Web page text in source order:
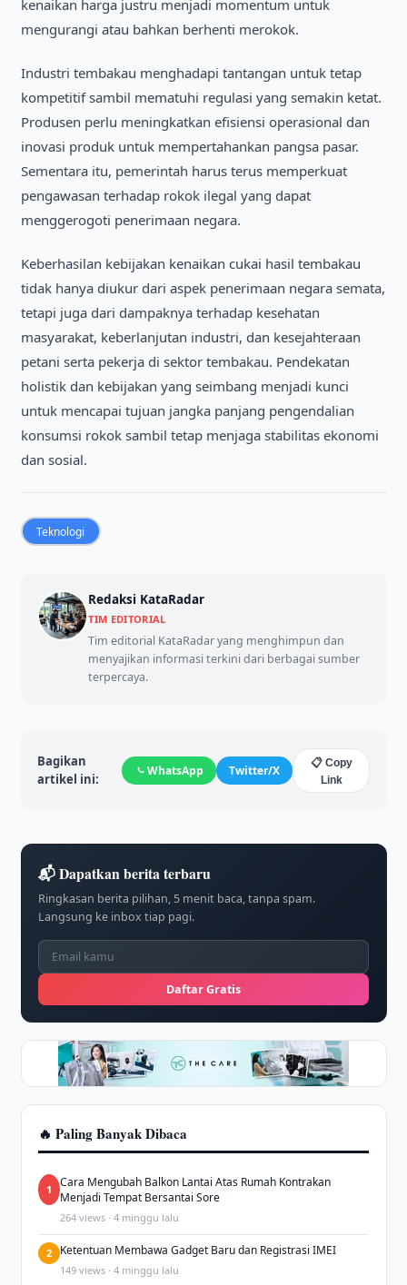
kenaikan harga justru menjadi momentum untuk
mengurangi atau bahkan berhenti merokok.
Industri tembakau menghadapi tantangan untuk tetap
kompetitif sambil mematuhi regulasi yang semakin ketat.
Produsen perlu meningkatkan efisiensi operasional dan
inovasi produk untuk mempertahankan pangsa pasar.
Sementara itu, pemerintah harus terus memperkuat
pengawasan terhadap rokok ilegal yang dapat
menggerogoti penerimaan negara.
Keberhasilan kebijakan kenaikan cukai hasil tembakau
tidak hanya diukur dari aspek penerimaan negara semata,
tetapi juga dari dampaknya terhadap kesehatan
masyarakat, keberlanjutan industri, dan kesejahteraan
petani serta pekerja di sektor tembakau. Pendekatan
holistik dan kebijakan yang seimbang menjadi kunci
untuk mencapai tujuan jangka panjang pengendalian
konsumsi rokok sambil tetap menjaga stabilitas ekonomi
dan sosial.
Teknologi
Redaksi KataRadar
TIM EDITORIAL
Tim editorial KataRadar yang menghimpun dan
menyajikan informasi terkini dari berbagai sumber
terpercaya.
Bagikan
artikel ini:
WhatsApp Twitter/X
📋 Copy
Link
📬 Dapatkan berita terbaru
Ringkasan berita pilihan, 5 menit baca, tanpa spam.
Langsung ke inbox tiap pagi.
Daftar Gratis
🔥 Paling Banyak Dibaca
1
Cara Mengubah Balkon Lantai Atas Rumah Kontrakan
Menjadi Tempat Bersantai Sore
264 views · 4 minggu lalu
2 Ketentuan Membawa Gadget Baru dan Registrasi IMEI
149 views · 4 minggu lalu